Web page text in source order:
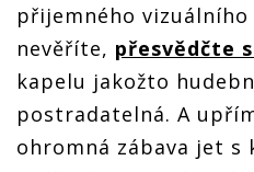
přijemného
nevěříte, přesvědčte
kapelu jakožto
postradatelná. A
ohromná zábava jet s